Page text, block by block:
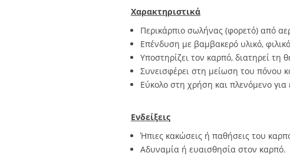
Χαρακτηριστικά
Περικάρπιο σωλήνας (φορετό) από
Επένδυση με βαμβακερό υλικό,
Υποστηρίζει τον καρπό, διατηρεί τη
Συνεισφέρει στη μείωση του πόνου
Εύκολο στη χρήση και πλενόμενο
Ενδείξεις
Ήπιες κακώσεις ή παθήσεις του
Αδυναμία ή ευαισθησία στον καρπό.